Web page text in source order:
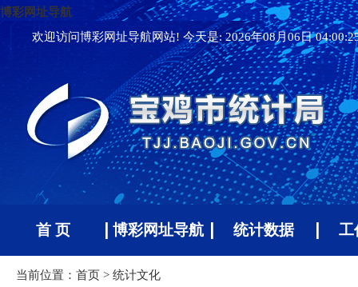
博彩网址导航
欢迎访问博彩网址导航网站! 今天是:2026年08月06日
首 页 博彩网址导航 统计数据 工
当前位置： 首页 > 统计文化